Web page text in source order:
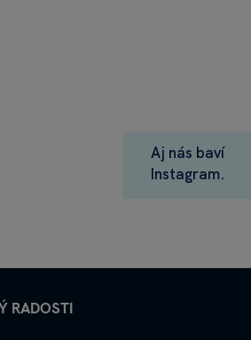
Aj nás baví
Instagram.
RADOSTI